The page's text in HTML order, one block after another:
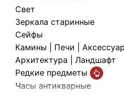
Свет
Зеркала старинные
Cейфы
Камины | Печи |
Архитектура | Ландшафт
Редкие предметы
Часы антикварные